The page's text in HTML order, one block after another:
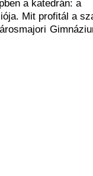
a katedrán: a
Mit profitál a